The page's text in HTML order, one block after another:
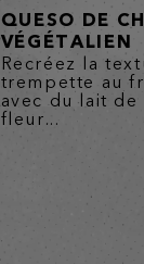
QUESO DE
VÉGÉTALIEN
Recréez la
trempette au
avec du lait
fleur...